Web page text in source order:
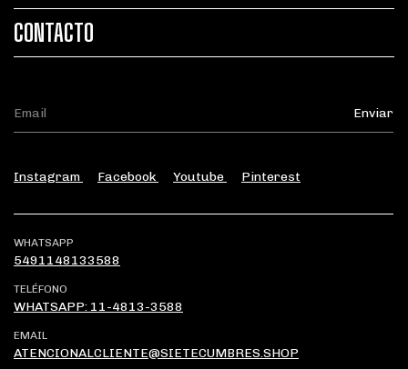
CONTACTO
Instagram Facebook Youtube Pinterest
WHATSAPP
5491148133588
TELÉFONO
WHATSAPP: 11-4813-3588
EMAIL
ATENCIONALCLIENTE@SIETECUMBRES.SHOP